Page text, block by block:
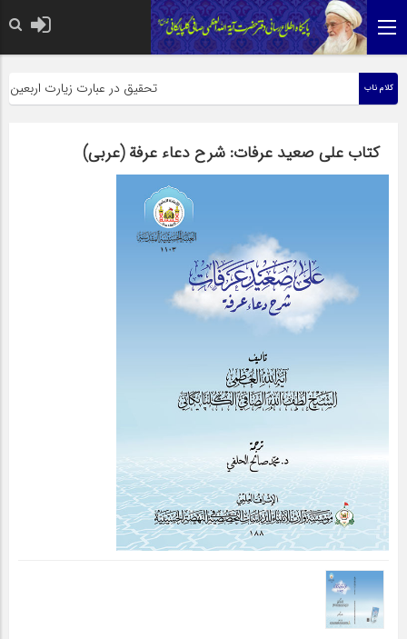
کلام ناب تحقیق در عبارت زیارت اربعین
کتاب على صعيد عرفات: شرح دعاء عرفة (عربی)